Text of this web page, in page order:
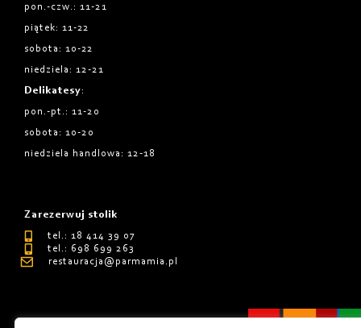
pon.-czw.: 11-21
piątek: 11-22
sobota: 10-22
niedziela: 12-21
Delikatesy:
pon.-pt.: 11-20
sobota: 10-20
niedziela handlowa: 12-18
Zarezerwuj stolik
tel.: 18 414 39 07
tel.: 698 699 263
restauracja@parmamia.pl